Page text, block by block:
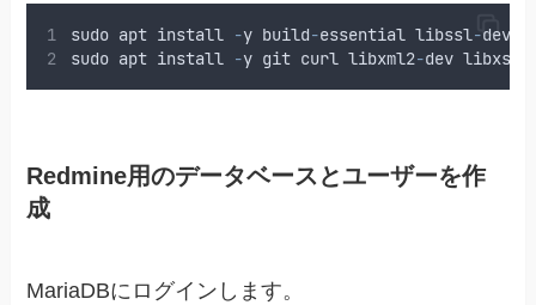
sudo apt install -y build-essential libssl-dev
sudo apt install -y git curl libxml2-dev
Redmine用のデータベースとユーザーを作
成
MariaDBにログインします。